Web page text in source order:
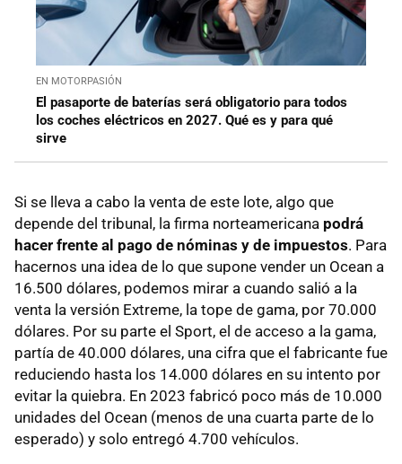
EN MOTORPASIÓN
El pasaporte de baterías será obligatorio para todos
los coches eléctricos en 2027. Qué es y para qué
sirve
Si se lleva a cabo la venta de este lote, algo que
depende del tribunal, la firma norteamericana podrá
hacer frente al pago de nóminas y de impuestos. Para
hacernos una idea de lo que supone vender un Ocean a
16.500 dólares, podemos mirar a cuando salió a la
venta la versión Extreme, la tope de gama, por 70.000
dólares. Por su parte el Sport, el de acceso a la gama,
partía de 40.000 dólares, una cifra que el fabricante fue
reduciendo hasta los 14.000 dólares en su intento por
evitar la quiebra. En 2023 fabricó poco más de 10.000
unidades del Ocean (menos de una cuarta parte de lo
esperado) y solo entregó 4.700 vehículos.